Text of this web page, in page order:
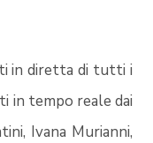
in diretta di tutti i
in tempo reale dai
Ivana Murianni,